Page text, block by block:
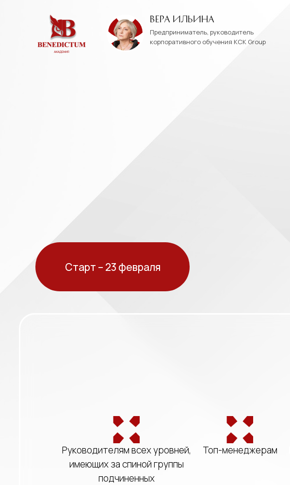
Предприниматель, руководитель
корпоративного обучения КСК Group
вера ильина
Старт – 23 февраля
Руководителям всех уровней,
имеющих за спиной группы
подчиненных
Топ-менеджерам